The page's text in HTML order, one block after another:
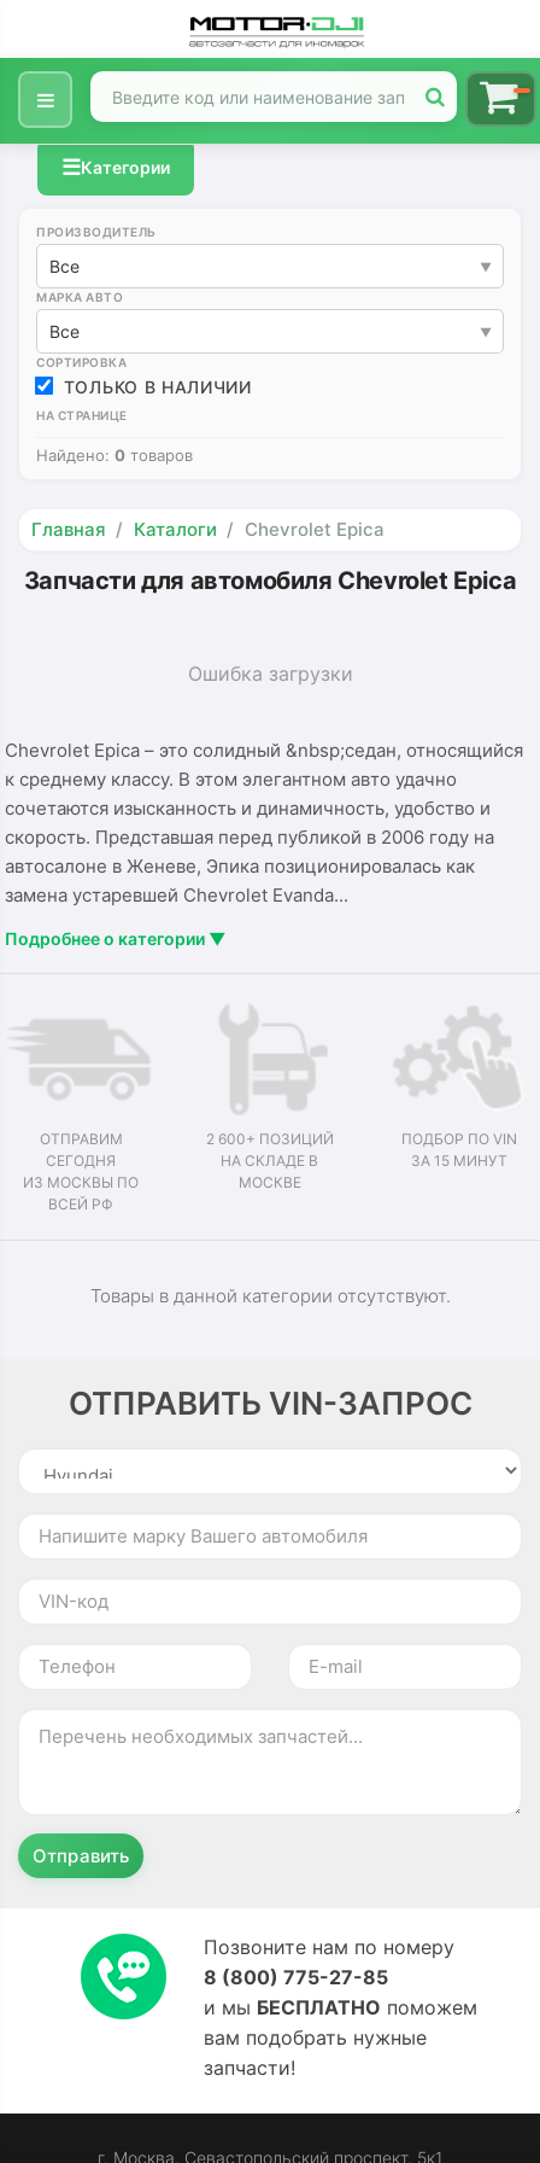
☰Категории
ПРОИЗВОДИТЕЛЬ
Все
МАРКА АВТО
Все
СОРТИРОВКА
ТОЛЬКО В НАЛИЧИИ
НА СТРАНИЦЕ
Найдено: 0 товаров
Главная Каталоги Chevrolet Epica
Запчасти для автомобиля Chevrolet Epica
Ошибка загрузки
Chevrolet Epica – это солидный &nbsp;седан, относящийся
к среднему классу. В этом элегантном авто удачно
сочетаются изысканность и динамичность, удобство и
скорость. Представшая перед публикой в 2006 году на
автосалоне в Женеве, Эпика позиционировалась как
замена устаревшей Chevrolet Evanda...
Подробнее о категории ▼
ОТПРАВИМ
СЕГОДНЯ
ИЗ МОСКВЫ ПО
ВСЕЙ РФ
2 600+ ПОЗИЦИЙ
НА СКЛАДЕ В
МОСКВЕ
ПОДБОР ПО VIN
ЗА 15 МИНУТ
Товары в данной категории отсутствуют.
ОТПРАВИТЬ VIN-ЗАПРОС
Отправить
Позвоните нам по номеру
8 (800) 775-27-85
и мы БЕСПЛАТНО поможем
вам подобрать нужные
запчасти!
г. Москва, Севастопольский проспект, 5к1